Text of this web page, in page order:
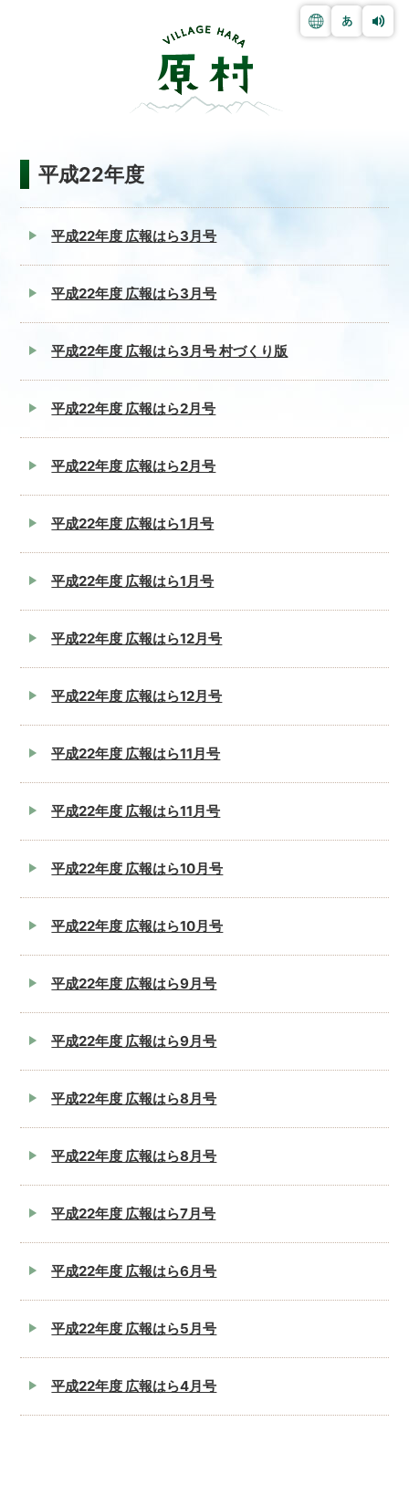
平成22年度
平成22年度 広報はら3月号
平成22年度 広報はら3月号
平成22年度 広報はら3月号 村づくり版
平成22年度 広報はら2月号
平成22年度 広報はら2月号
平成22年度 広報はら1月号
平成22年度 広報はら1月号
平成22年度 広報はら12月号
平成22年度 広報はら12月号
平成22年度 広報はら11月号
平成22年度 広報はら11月号
平成22年度 広報はら10月号
平成22年度 広報はら10月号
平成22年度 広報はら9月号
平成22年度 広報はら9月号
平成22年度 広報はら8月号
平成22年度 広報はら8月号
平成22年度 広報はら7月号
平成22年度 広報はら6月号
平成22年度 広報はら5月号
平成22年度 広報はら4月号